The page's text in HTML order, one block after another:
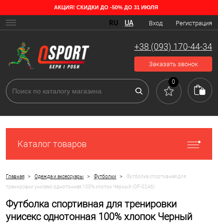
АКЦИЯ! СКИДКИ ДО -50% ДО 31 ИЮЛЯ
Вход Регистрация
RU UA
+38 (093) 170-44-34
Заказать звонок
0
Каталог товаров
Главная > Одежда и аксессуары > Футболки >
Футболка спортивная для
тренировки унисекс однотонная 100% хлопок Черный (OF-0246)
Футболка спортивная для тренировки
унисекс однотонная 100% хлопок Черный